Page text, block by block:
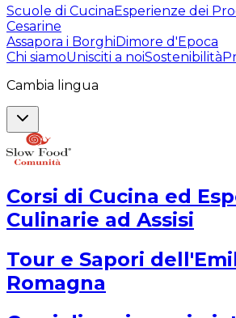
Scuole di CucinaEsperienze dei
Cesarine
Assapora i BorghiDimore d'Epoca
Chi siamoUnisciti a noiSostenibilità
Cambia lingua
Corsi di Cucina ed
Culinarie ad Assisi
Tour e Sapori
Romagna